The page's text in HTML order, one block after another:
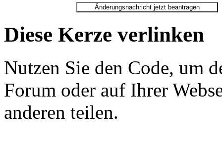
Diese Kerze verlinken
Nutzen Sie den Code, um
Forum oder auf Ihrer
anderen teilen.